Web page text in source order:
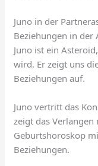
Juno in der
Beziehungen in der
Juno ist ein
wird. Er zeigt uns
Beziehungen auf.
Juno vertritt das
zeigt das
Geburtshoroskop
Beziehungen.